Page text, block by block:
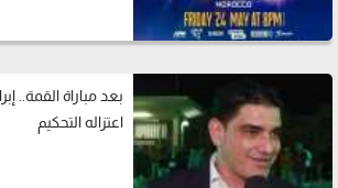
بعد مباراة القمة..
اعتزاله التحكيم